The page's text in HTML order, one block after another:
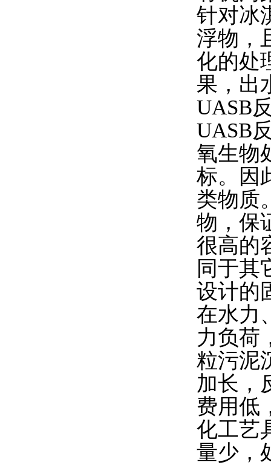
针对冰
浮物，
化的处
果，出
UASB
UASB
氧生物
标。因
类物质
物，保
很高的
同于其
设计的
在水力
力负荷
粒污泥
加长，
费用低
化工艺
量少，